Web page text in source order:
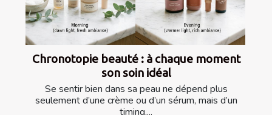
Chronotopie beauté : à chaque moment
son soin idéal
Se sentir bien dans sa peau ne dépend plus
seulement d’une crème ou d’un sérum, mais d’un
timing,...